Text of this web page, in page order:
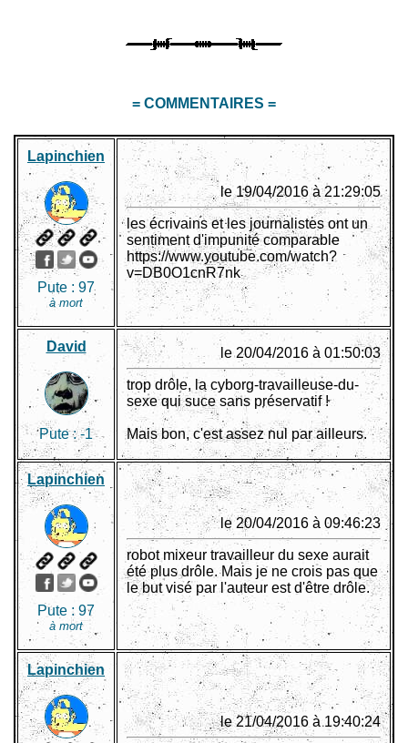
= COMMENTAIRES =
Lapinchien
Pute : 97
à mort
le 19/04/2016 à 21:29:05
les écrivains et les journalistes ont un
sentiment d'impunité comparable
https://www.youtube.com/watch?
v=DB0O1cnR7nk
David
Pute :-1
le 20/04/2016 à 01:50:03
trop drôle, la cyborg-travailleuse-du-
sexe qui suce sans préservatif !
Mais bon, c'est assez nul par ailleurs.
Lapinchien
Pute : 97
à mort
le 20/04/2016 à 09:46:23
robot mixeur travailleur du sexe aurait
été plus drôle. Mais je ne crois pas que
le but visé par l'auteur est d'être drôle.
Lapinchien
le 21/04/2016 à 19:40:24